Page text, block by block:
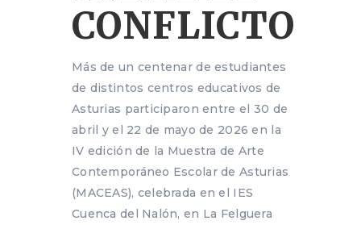
CONFLICTO
Más de un centenar de estudiantes
de distintos centros educativos de
Asturias participaron entre el 30 de
abril y el 22 de mayo de 2026 en la
IV edición de la Muestra de Arte
Contemporáneo Escolar de Asturias
(MACEAS), celebrada en el IES
Cuenca del Nalón, en La Felguera